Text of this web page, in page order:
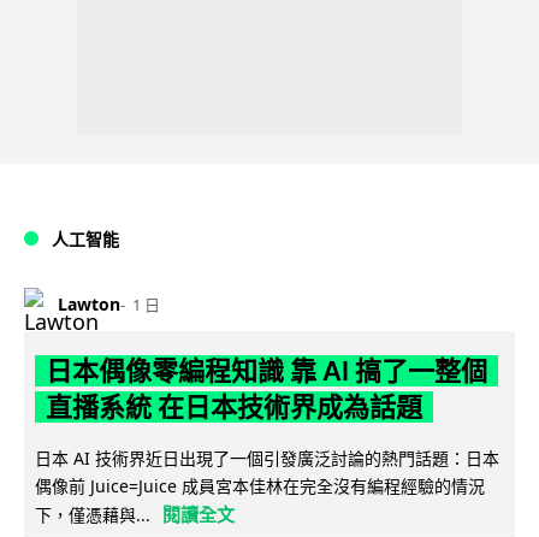
人工智能
Lawton 1 日
日本偶像零編程知識 靠 AI 搞了一整個
直播系統 在日本技術界成為話題
日本 AI 技術界近日出現了一個引發廣泛討論的熱門話題：日本
偶像前 Juice=Juice 成員宮本佳林在完全沒有編程經驗的情況
下，僅憑藉與...
閱讀全文